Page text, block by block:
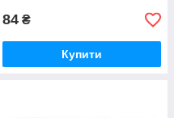
84 ₴
Купити